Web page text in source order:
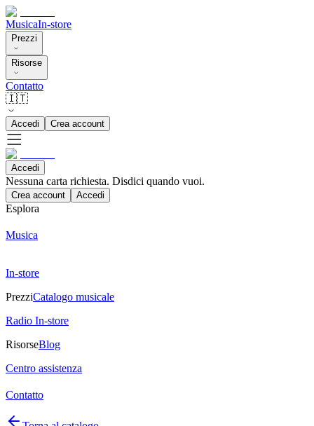
MusicaIn-store
Prezzi
Risorse
Contatto
🇮🇹
Accedi Crea account
Accedi
Nessuna carta richiesta. Disdici quando vuoi.
Crea account Accedi
Esplora
Musica
In-store
PrezziCatalogo musicale
Radio In-store
RisorseBlog
Centro assistenza
Contatto